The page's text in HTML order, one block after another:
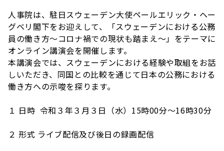
人事院は、駐日スウェーデン大使ペールエリック・ヘー
グベリ閣下をお迎えして、「スウェーデンにおける公務
員の働き方～コロナ禍での現状も踏まえ～」をテーマに
オンライン講演会を開催します。
本講演会では、スウェーデンにおける経験や取組をお話
しいただき、同国との比較を通じて日本の公務における
働き方への示唆を探ります。
１ 日時 令和３年３月３日（水）15時00分～16時30分
２ 形式 ライブ配信及び後日の録画配信